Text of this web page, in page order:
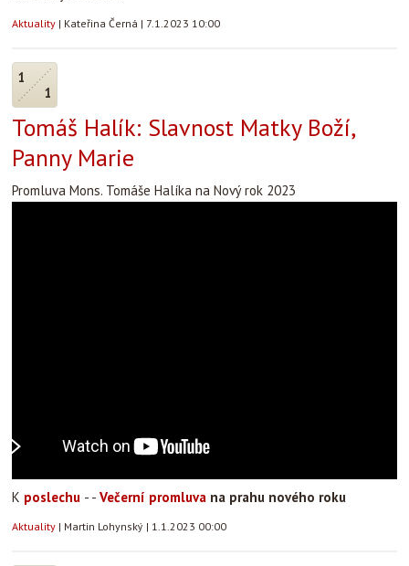
Aktuality | Kateřina Černá | 7.1.2023 10:00
1
1
Tomáš Halík: Slavnost Matky Boží,
Panny Marie
Promluva Mons. Tomáše Halíka na Nový rok 2023
K poslechu - - Večerní promluva na prahu nového roku
Aktuality | Martin Lohynský | 1.1.2023 00:00